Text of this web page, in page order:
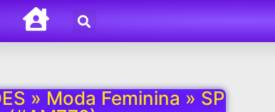
» Moda Feminina » SP